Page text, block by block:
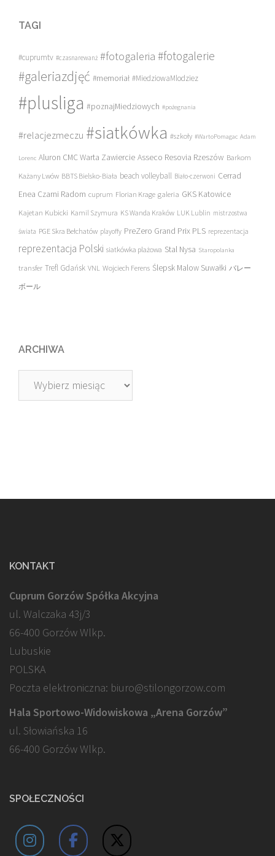
TAGI
#cuprumtv #czasnarewanż #fotogaleria #fotogalerie
#galeriazdjęć #memoriał #MiedziowaMlodziez
#plusliga #poznajMiedziowych #pożegnania
#relacjezmeczu #siatkówka #szkoły #WartoPomagac Adam
Lorenc Aluron CMC Warta Zawiercie Asseco Resovia Rzeszów Barkom
Każany Lwów BBTS Bielsko-Biała beach volleyball Biało-czerwoni Cerrad
Enea Czarni Radom cuprum Florian Krage galeria GKS Katowice
Kajetan Kubicki Kamil Szymura KS Wanda Kraków LUK Lublin mistrzostwa
świata PGE Skra Bełchatów playoffy PreZero Grand Prix PLS reprezentacja
reprezentacja Polski siatkówka plażowa Stal Nysa Staropolanka
transfer Trefl Gdańsk VNL Wojciech Ferens Ślepsk Malow Suwałki バレー
ボール
ARCHIWA
Archiwa
KONTAKT
Cuprum Gorzów Spółka Akcyjna
ul. Walczaka 43j/3
66-400 Gorzów Wlkp.
Lubuskie
POLSKA
Poczta elektroniczna: biuro@stilongorzow.com
Hala Sportowo-Widowiskowa „Arena Gorzów”
ul. Słowiańska 16
66-400 Gorzów Wlkp.
SPOŁECZNOŚCI